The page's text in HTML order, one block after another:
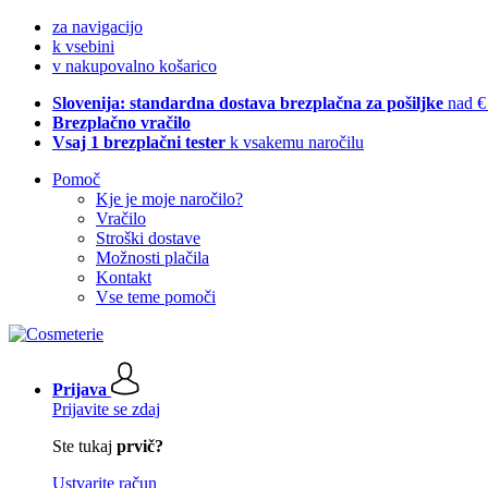
za navigacijo
k vsebini
v nakupovalno košarico
Slovenija: standardna dostava brezplačna za pošiljke nad
Brezplačno vračilo
Vsaj 1 brezplačni tester k vsakemu naročilu
Pomoč
Kje je moje naročilo?
Vračilo
Stroški dostave
Možnosti plačila
Kontakt
Vse teme pomoči
Prijava
Prijavite se zdaj
Ste tukaj prvič?
Ustvarite račun